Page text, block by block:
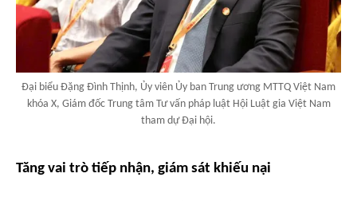
Đại biểu Đặng Đình Thịnh, Ủy viên Ủy ban Trung ương MTTQ Việt Nam
khóa X, Giám đốc Trung tâm Tư vấn pháp luật Hội Luật gia Việt Nam
tham dự Đại hội.
Tăng vai trò tiếp nhận, giám sát khiếu nại